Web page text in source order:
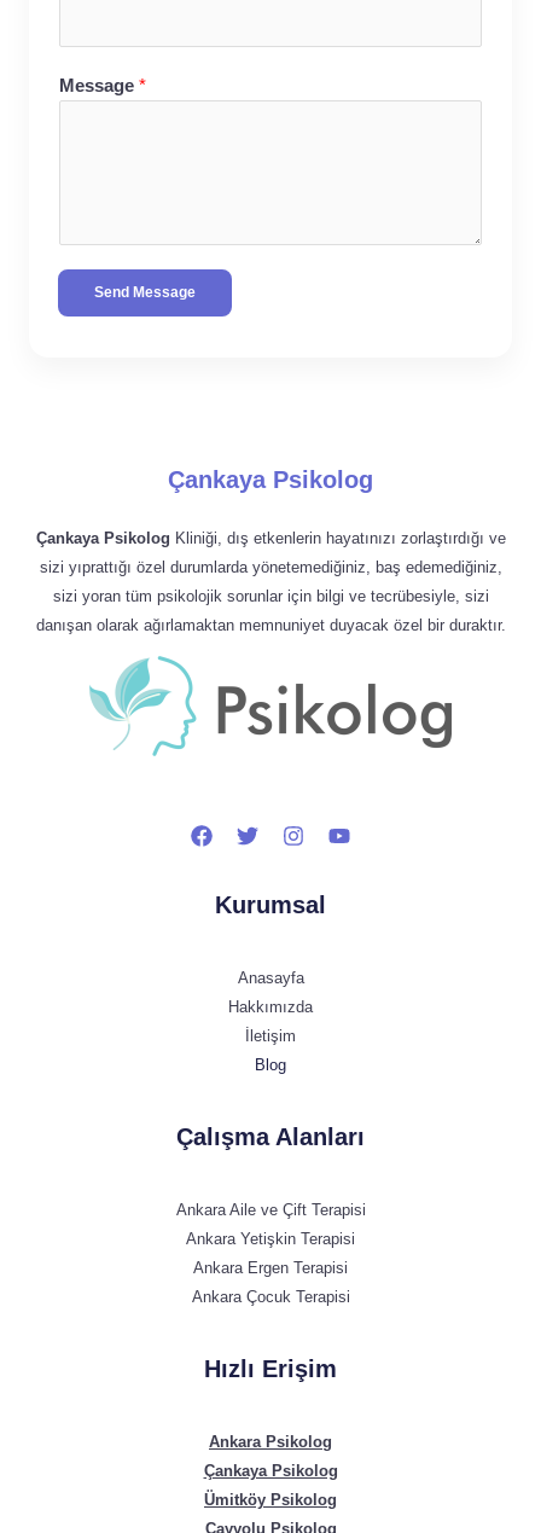
Message *
Send Message
Çankaya Psikolog
Çankaya Psikolog Kliniği, dış etkenlerin hayatınızı zorlaştırdığı ve
sizi yıprattığı özel durumlarda yönetemediğiniz, baş edemediğiniz,
sizi yoran tüm psikolojik sorunlar için bilgi ve tecrübesiyle, sizi
danışan olarak ağırlamaktan memnuniyet duyacak özel bir duraktır.
Kurumsal
Anasayfa
Hakkımızda
İletişim
Blog
Çalışma Alanları
Ankara Aile ve Çift Terapisi
Ankara Yetişkin Terapisi
Ankara Ergen Terapisi
Ankara Çocuk Terapisi
Hızlı Erişim
Ankara Psikolog
Çankaya Psikolog
Ümitköy Psikolog
Çayyolu Psikolog